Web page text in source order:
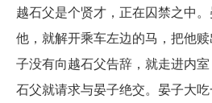
越石父是个贤才，正在囚禁之中
他，就解开乘车左边的马，把他
子没有向越石父告辞，就走进内
石父就请求与晏子绝交。晏子大